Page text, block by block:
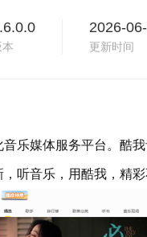
本
2026-
更新时间
乐媒体服务平台。酷
听音乐，用酷我，精